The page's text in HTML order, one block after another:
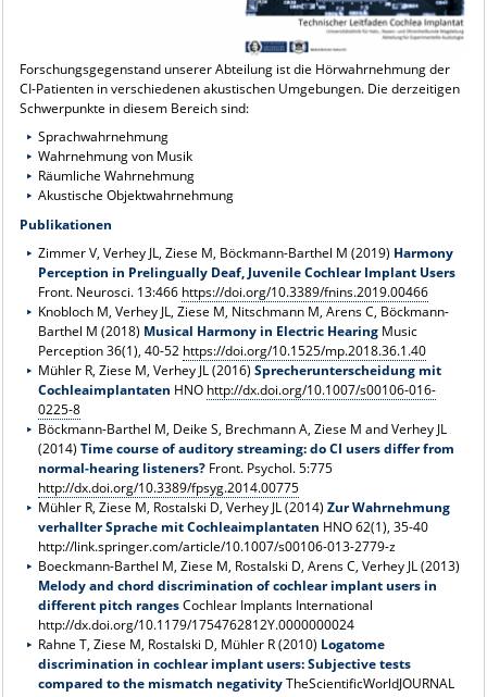
Forschungsgegenstand unserer Abteilung ist die Hörwahrnehmung der
CI-Patienten in verschiedenen akustischen Umgebungen. Die derzeitigen
Schwerpunkte in diesem Bereich sind:
Sprachwahrnehmung
Wahrnehmung von Musik
Räumliche Wahrnehmung
Akustische Objektwahrnehmung
Publikationen
Zimmer V, Verhey JL, Ziese M, Böckmann-Barthel M (2019) Harmony
Perception in Prelingually Deaf, Juvenile Cochlear Implant Users
Front. Neurosci. 13:466 https://doi.org/10.3389/fnins.2019.00466
Knobloch M, Verhey JL, Ziese M, Nitschmann M, Arens C, Böckmann-
Barthel M (2018) Musical Harmony in Electric Hearing Music
Perception 36(1), 40-52 https://doi.org/10.1525/mp.2018.36.1.40
Mühler R, Ziese M, Verhey JL (2016)Sprecherunterscheidung mit
Cochleaimplantaten HNO http://dx.doi.org/10.1007/s00106-016-
0225-8
Böckmann-Barthel M, Deike S, Brechmann A, Ziese M and Verhey JL
(2014)Time course of auditory streaming: do CI users differ from
normal-hearing listeners? Front. Psychol. 5:775
http://dx.doi.org/10.3389/fpsyg.2014.00775
Mühler R, Ziese M, Rostalski D, Verhey JL (2014)Zur Wahrnehmung
verhallter Sprache mit Cochleaimplantaten HNO 62(1), 35-40
http://link.springer.com/article/10.1007/s00106-013-2779-z
Boeckmann-Barthel M, Ziese M, Rostalski D, Arens C, Verhey JL (2013)
Melody and chord discrimination of cochlear implant users in
different pitch rangesCochlear Implants International
http://dx.doi.org/10.1179/1754762812Y.0000000024
Rahne T, Ziese M, Rostalski D, Mühler R (2010) Logatome
discrimination in cochlear implant users: Subjective tests
compared to the mismatch negativityTheScientificWorldJOURNAL